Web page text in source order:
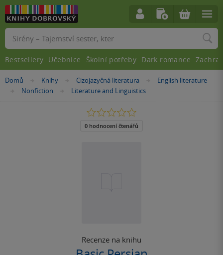
Nacházíte
Domů »Knihy »Cizojazyčná literatura »
English literature
»
Nonfiction »
Literature and Linguistics
Recenze na knihu
0.0
z
5
0 hodnocení čtenářů
Vyhledávání
Bestsellery Učebnice Školní potřeby Dark romance